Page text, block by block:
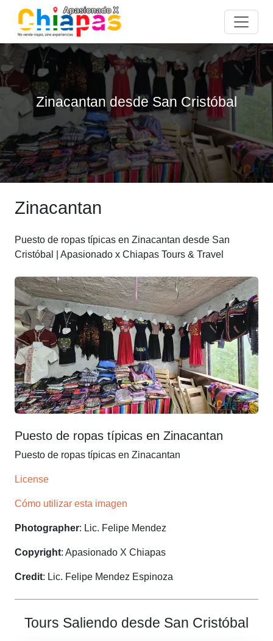
Zinacantan desde San Cristóbal
Zinacantan
Puesto de ropas típicas en Zinacantan desde San
Cristóbal | Apasionado x Chiapas Tours & Travel
Puesto de ropas típicas en Zinacantan
Puesto de ropas típicas en Zinacantan
License
Cómo utilizar esta imagen
Photographer: Lic. Felipe Mendez
Copyright: Apasionado X Chiapas
Credit: Lic. Felipe Mendez Espinoza
Tours Saliendo desde San Cristóbal